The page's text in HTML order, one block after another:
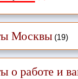
Москвы(19)
о работе и